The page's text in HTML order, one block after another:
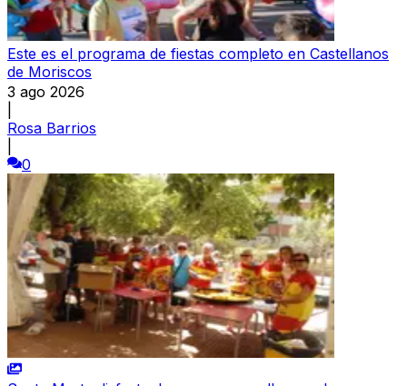
Este es el programa de fiestas completo en Castellanos
de Moriscos
3 ago 2026
Rosa Barrios
0